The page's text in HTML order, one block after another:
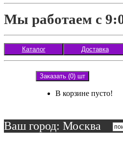
Мы работаем с
Каталог Доставка
Заказать (0) шт
В корзине пусто!
Ваш город: Москва